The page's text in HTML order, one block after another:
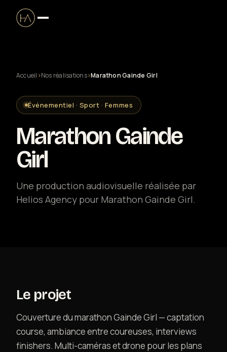
Production audiovisuelle
Clip musical
Captation live & streaming
Création web & social
Location matériel
Accueil ›Nos réalisations›Marathon Gainde Girl
Événementiel · Sport · Femmes
Marathon Gainde
Girl
Une production audiovisuelle réalisée par
Helios Agency pour Marathon Gainde Girl.
Le projet
Couverture du marathon Gainde Girl — captation
course, ambiance entre coureuses, interviews
finishers. Multi-caméras et drone pour les plans